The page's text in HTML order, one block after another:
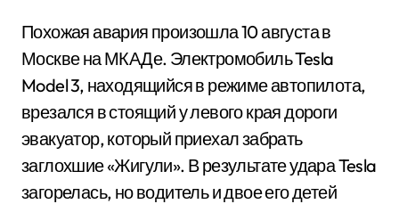
Похожая авария произошла 10 августа в
Москве на МКАДе. Электромобиль Tesla
Model 3, находящийся в режиме автопилота,
врезался в стоящий у левого края дороги
эвакуатор, который приехал забрать
заглохшие «Жигули». В результате удара Tesla
загорелась, но водитель и двое его детей